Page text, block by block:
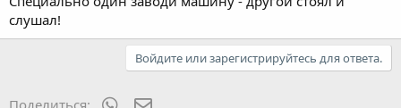
слушал!
Войдите или зарегистрируйтесь для ответа.
Поделиться: WhatsApp